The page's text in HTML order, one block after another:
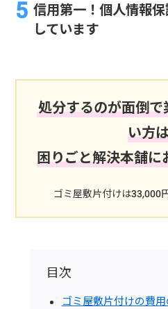
信用第一！個人情報
しています
処分するのが面倒
い方
困りごと解決本舗に
ゴミ屋敷片付けは33,000
目次
ゴミ屋敷片付けの費